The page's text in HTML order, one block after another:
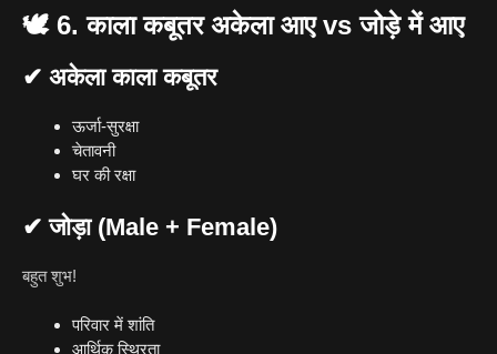
🕊 6. काला कबूतर अकेला आए vs जोड़े में आए
✔ अकेला काला कबूतर
ऊर्जा-सुरक्षा
चेतावनी
घर की रक्षा
✔ जोड़ा (Male + Female)
बहुत शुभ!
परिवार में शांति
आर्थिक स्थिरता